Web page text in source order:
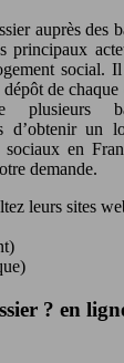
auprès des
principaux
social.
de
d’obtenir un
en
demande.
leurs sites
? en